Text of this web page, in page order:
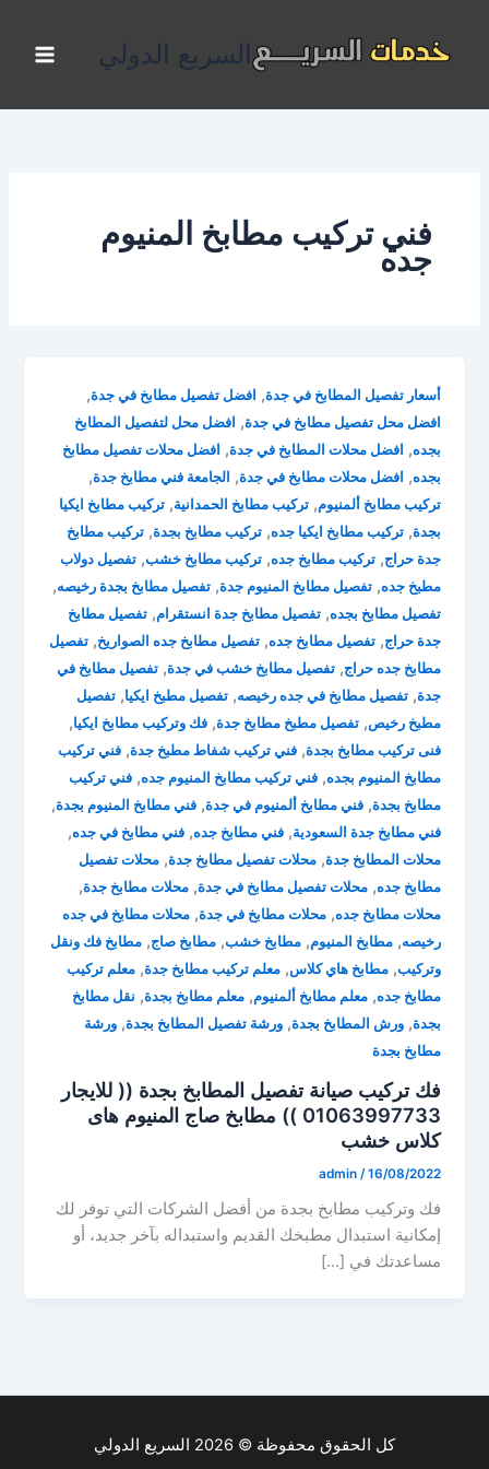
المحتوى
السريع الدولي
فني تركيب مطابخ المنيوم
جده
أسعار تفصيل المطابخ في جدة, افضل تفصيل مطابخ في جدة,
افضل محل تفصيل مطابخ في جدة, افضل محل لتفصيل المطابخ
بجده, افضل محلات المطابخ في جدة, افضل محلات تفصيل مطابخ
بجده, افضل محلات مطابخ في جدة, الجامعة فني مطابخ جدة,
تركيب مطابخ ألمنيوم,تركيب مطابخ الحمدانية,تركيب مطابخ ايكيا
بجدة,تركيب مطابخ ايكيا جده,تركيب مطابخ بجدة,تركيب مطابخ
جدة حراج,تركيب مطابخ جده,تركيب مطابخ خشب,تفصيل دولاب
مطبخ جده,تفصيل مطابخ المنيوم جدة,تفصيل مطابخ بجدة رخيصه,
تفصيل مطابخ بجده,تفصيل مطابخ جدة انستقرام,تفصيل مطابخ
جدة حراج,تفصيل مطابخ جده,تفصيل مطابخ جده الصواريخ,تفصيل
مطابخ جده حراج,تفصيل مطابخ خشب في جدة,تفصيل مطابخ في
جدة,تفصيل مطابخ في جده رخيصه,تفصيل مطبخ ايكيا,تفصيل
مطبخ رخيص,تفصيل مطبخ مطابخ جدة,فك وتركيب مطابخ ايكيا,
فنى تركيب مطابخ بجدة,فني تركيب شفاط مطبخ جدة,فني تركيب
مطابخ المنيوم بجده,فني تركيب مطابخ المنيوم جده,فني تركيب
مطابخ بجدة,فني مطابخ ألمنيوم في جدة,فني مطابخ المنيوم بجدة,
فني مطابخ جدة السعودية,فني مطابخ جده,فني مطابخ في جده,
محلات المطابخ جدة,محلات تفصيل مطابخ جدة,محلات تفصيل
مطابخ جده,محلات تفصيل مطابخ في جدة,محلات مطابخ جدة,
محلات مطابخ جده,محلات مطابخ في جدة,محلات مطابخ في جده
رخيصه,مطابخ المنيوم,مطابخ خشب,مطابخ صاج,مطابخ فك ونقل
وتركيب,مطابخ هاي كلاس,معلم تركيب مطابخ جدة,معلم تركيب
مطابخ جده,معلم مطابخ ألمنيوم,معلم مطابخ بجدة, نقل مطابخ
بجدة,ورش المطابخ بجدة,ورشة تفصيل المطابخ بجدة,ورشة
مطابخ بجدة
فك تركيب صيانة تفصيل المطابخ بجدة (( للايجار
01063997733 )) مطابخ صاج المنيوم هاى
كلاس خشب
admin /16/08/2022
فك وتركيب مطابخ بجدة من أفضل الشركات التي توفر لك
إمكانية استبدال مطبخك القديم واستبداله بآخر جديد، أو
مساعدتك في […]
كل الحقوق محفوظة © 2026 السريع الدولي